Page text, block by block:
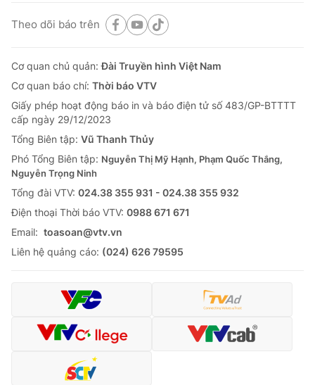
Theo dõi báo trên
Cơ quan chủ quản:Đài Truyền hình Việt Nam
Cơ quan báo chí: Thời báo VTV
Giấy phép hoạt động báo in và báo điện tử số 483/GP-BTTTT
cấp ngày 29/12/2023
Tổng Biên tập: Vũ Thanh Thủy
Phó Tổng Biên tập: Nguyễn Thị Mỹ Hạnh, Phạm Quốc Thắng,
Nguyễn Trọng Ninh
Tổng đài VTV: 024.38 355 931 - 024.38 355 932
Ðiện thoại Thời báo VTV: 0988 671 671
Email: toasoan@vtv.vn
Liên hệ quảng cáo: (024) 626 79595